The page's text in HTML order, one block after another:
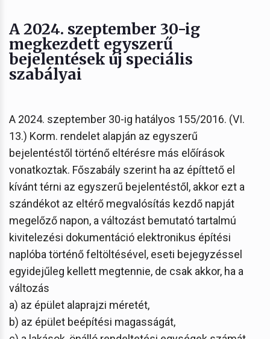
A 2024. szeptember 30-ig
megkezdett egyszerű
bejelentések új speciális
szabályai
A 2024. szeptember 30-ig hatályos 155/2016. (VI.
13.) Korm. rendelet alapján az egyszerű
bejelentéstől történő eltérésre más előírások
vonatkoztak. Főszabály szerint ha az építtető el
kívánt térni az egyszerű bejelentéstől, akkor ezt a
szándékot az eltérő megvalósítás kezdő napját
megelőző napon, a változást bemutató tartalmú
kivitelezési dokumentáció elektronikus építési
naplóba történő feltöltésével, eseti bejegyzéssel
egyidejűleg kellett megtennie, de csak akkor, ha a
változás
a) az épület alaprajzi méretét,
b) az épület beépítési magasságát,